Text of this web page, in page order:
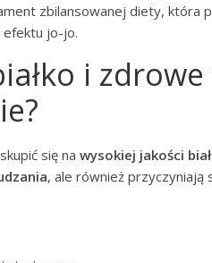
zbilansowanej diety, która
efektu jo-jo.
i zdrowe
się na wysokiej jakości
, ale również przyczyniają